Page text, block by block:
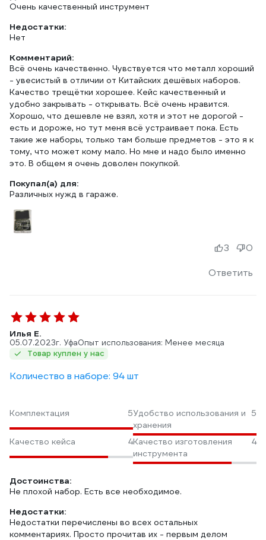
Очень качественный инструмент
Недостатки:
Нет
Комментарий:
Всё очень качественно. Чувствуется что металл хороший
- увесистый в отличии от Китайских дешёвых наборов.
Качество трещётки хорошее. Кейс качественный и
удобно закрывать - открывать. Всё очень нравится.
Хорошо, что дешевле не взял, хотя и этот не дорогой -
есть и дороже, но тут меня всё устраивает пока. Есть
такие же наборы, только там больше предметов - это я к
тому, что может кому мало. Но мне и надо было именно
это. В общем я очень доволен покупкой.
Покупал(а) для:
Различных нужд в гараже.
Ответить
3 0
Илья Е.
05.07.2023г. УфаОпыт использования: Менее месяца
Товар куплен у нас
Количество в наборе: 94 шт
Комплектация 5Удобство использования и
хранения
5
Качество кейса 4Качество изготовления
инструмента
4
Достоинства:
Не плохой набор. Есть все необходимое.
Недостатки:
Недостатки перечислены во всех остальных
комментариях. Просто прочитав их - первым делом